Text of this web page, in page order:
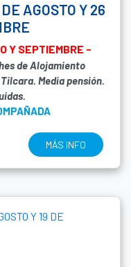
AGOSTO Y 26
Y SEPTIEMBRE -
de Alojamiento
Media pensión.
MÁS INFO